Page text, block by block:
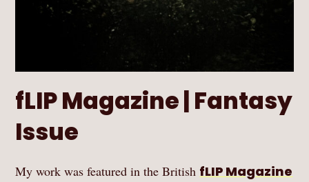
fLIP Magazine | Fantasy
Issue
My work was featured in the British fLIP Magazine